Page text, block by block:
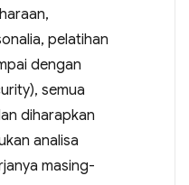
pelatihan
dengan
semua
diharapkan
analisa
masing-